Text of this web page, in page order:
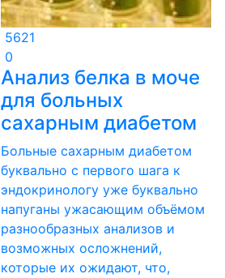
5621
0
Анализ белка в моче
для больных
сахарным диабетом
Больные сахарным диабетом
буквально с первого шага к
эндокринологу уже буквально
напуганы ужасающим объёмом
разнообразных анализов и
возможных осложнений,
которые их ожидают, что,